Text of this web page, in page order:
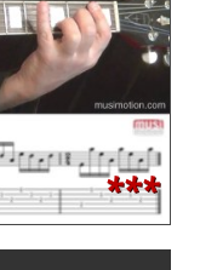
***